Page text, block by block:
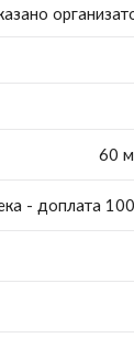
60
- доплата